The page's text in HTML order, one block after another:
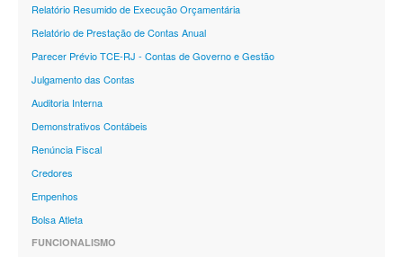
Relatório Resumido de Execução Orçamentária
Relatório de Prestação de Contas Anual
Parecer Prévio TCE-RJ - Contas de Governo e Gestão
Julgamento das Contas
Auditoria Interna
Demonstrativos Contábeis
Renúncia Fiscal
Credores
Empenhos
Bolsa Atleta
FUNCIONALISMO